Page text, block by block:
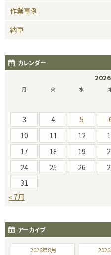
作業事例
納車
カレンダー
月 火 水
3
4 5
10
11 12
17
18 19
24
25 26
31
« 7月
アーカイブ
2026年8月